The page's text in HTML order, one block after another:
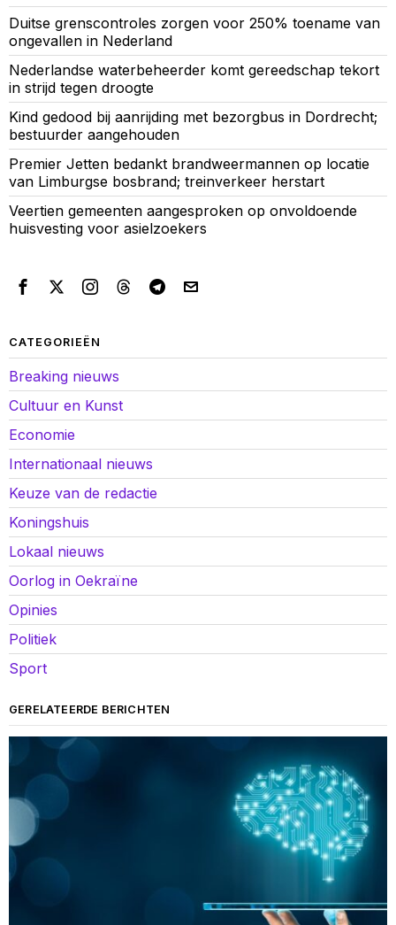
Duitse grenscontroles zorgen voor 250% toename van
ongevallen in Nederland
Nederlandse waterbeheerder komt gereedschap tekort
in strijd tegen droogte
Kind gedood bij aanrijding met bezorgbus in Dordrecht;
bestuurder aangehouden
Premier Jetten bedankt brandweermannen op locatie
van Limburgse bosbrand; treinverkeer herstart
Veertien gemeenten aangesproken op onvoldoende
huisvesting voor asielzoekers
CATEGORIEËN
Breaking nieuws
Cultuur en Kunst
Economie
Internationaal nieuws
Keuze van de redactie
Koningshuis
Lokaal nieuws
Oorlog in Oekraïne
Opinies
Politiek
Sport
GERELATEERDE BERICHTEN